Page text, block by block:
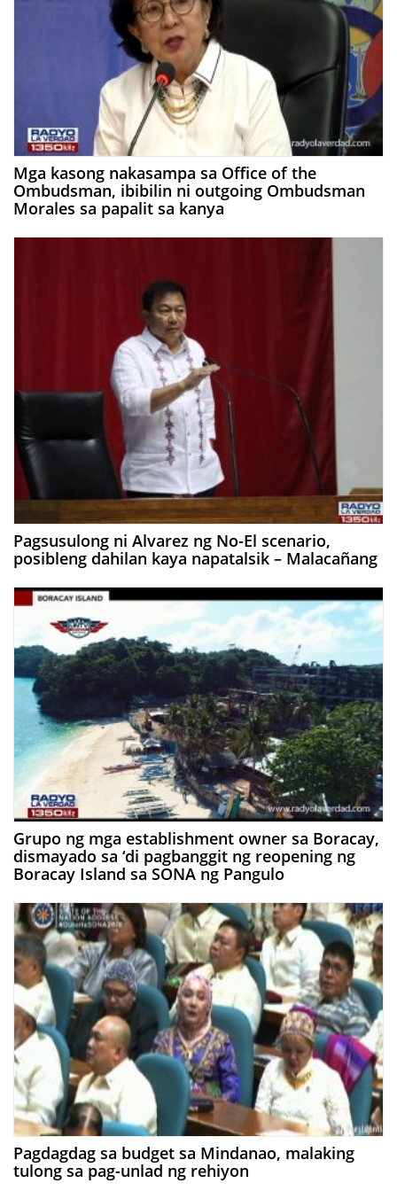
Mga kasong nakasampa sa Office of the
Ombudsman, ibibilin ni outgoing Ombudsman
Morales sa papalit sa kanya
Pagsusulong ni Alvarez ng No-El scenario,
posibleng dahilan kaya napatalsik – Malacañang
Grupo ng mga establishment owner sa Boracay,
dismayado sa ‘di pagbanggit ng reopening ng
Boracay Island sa SONA ng Pangulo
Pagdagdag sa budget sa Mindanao, malaking
tulong sa pag-unlad ng rehiyon